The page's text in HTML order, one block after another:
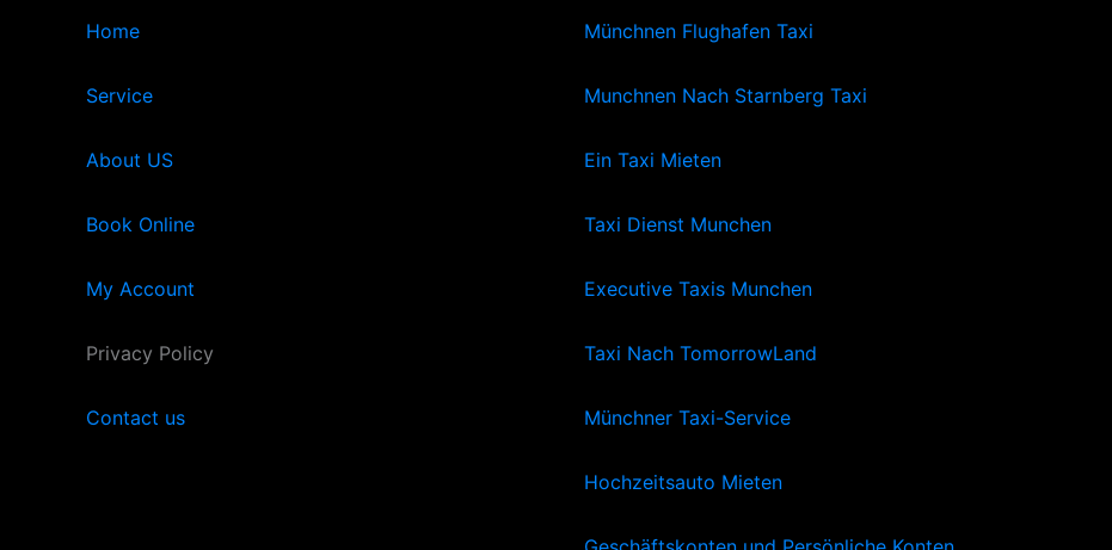
Home
Service
About US
Book Online
My Account
Privacy Policy
Contact us
Münchnen Flughafen Taxi
Munchnen Nach Starnberg Taxi
Ein Taxi Mieten
Taxi Dienst Munchen
Executive Taxis Munchen
Taxi Nach TomorrowLand
Münchner Taxi-Service
Hochzeitsauto Mieten